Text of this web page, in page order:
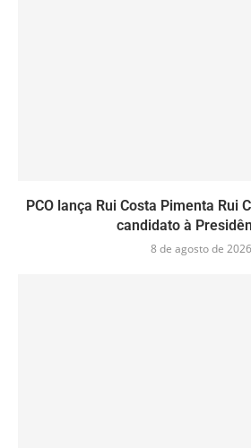
PCO lança Rui Costa Pimenta Rui
candidato à
8 de agosto de 2026